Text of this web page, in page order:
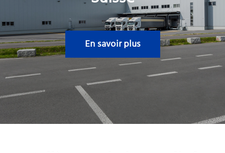
DÉVELOPPEMENT DURABLE
CARRIÈRE
En savoir plus